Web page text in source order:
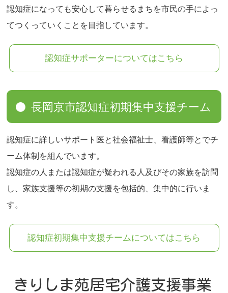
認知症になっても安心して暮らせるまちを市民の手によっ
てつくっていくことを目指しています。
認知症サポーターについてはこちら
長岡京市認知症初期集中支援チーム
認知症に詳しいサポート医と社会福祉士、看護師等とでチ
ーム体制を組んでいます。
認知症の人または認知症が疑われる人及びその家族を訪問
し、家族支援等の初期の支援を包括的、集中的に行いま
す。
認知症初期集中支援チームについてはこちら
きりしま苑居宅介護支援事業